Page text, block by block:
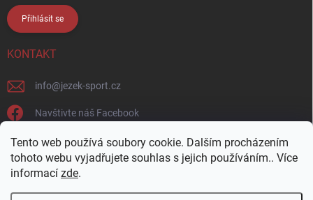
Tento web používá soubory cookie. Dalším procházením
tohoto webu vyjadřujete souhlas s jejich používáním.. Více
informací zde.
Přihlásit se
KONTAKT
info@jezek-sport.cz
Navštivte náš Facebook
jezek_sport_np/